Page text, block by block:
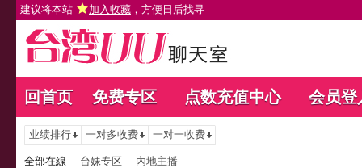
建议将本站 加入收藏 ，方便日后找寻
回首页 免费专区 点数充值中心 会员登
业绩排行 一对多收费 一对一收费
全部在線 台妹专区 內地主播